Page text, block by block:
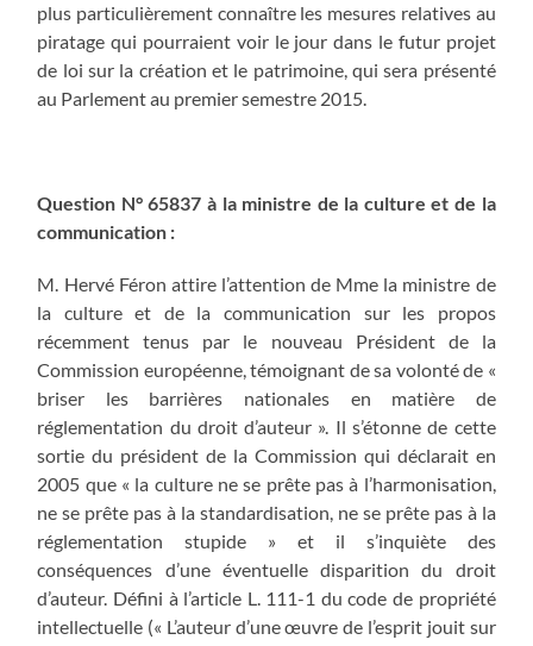
plus particulièrement connaître les mesures relatives au
piratage qui pourraient voir le jour dans le futur projet
de loi sur la création et le patrimoine, qui sera présenté
au Parlement au premier semestre 2015.
Question N° 65837 à la ministre de la culture et de la
communication :
M. Hervé Féron attire l’attention de Mme la ministre de
la culture et de la communication sur les propos
récemment tenus par le nouveau Président de la
Commission européenne, témoignant de sa volonté de «
briser les barrières nationales en matière de
réglementation du droit d’auteur ». Il s’étonne de cette
sortie du président de la Commission qui déclarait en
2005 que « la culture ne se prête pas à l’harmonisation,
ne se prête pas à la standardisation, ne se prête pas à la
réglementation stupide » et il s’inquiète des
conséquences d’une éventuelle disparition du droit
d’auteur. Défini à l’article L. 111-1 du code de propriété
intellectuelle (« L’auteur d’une œuvre de l’esprit jouit sur